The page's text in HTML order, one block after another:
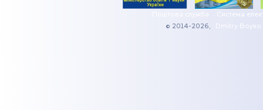
Поштова служба
Система
© 2014-2026,
Dmitry Boyko